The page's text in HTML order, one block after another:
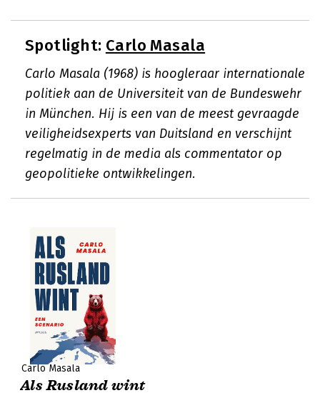
Spotlight: Carlo Masala
Carlo Masala (1968) is hoogleraar internationale
politiek aan de Universiteit van de Bundeswehr
in München. Hij is een van de meest gevraagde
veiligheidsexperts van Duitsland en verschijnt
regelmatig in de media als commentator op
geopolitieke ontwikkelingen.
Carlo Masala
Als Rusland wint